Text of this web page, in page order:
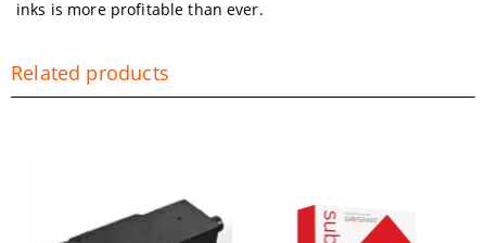
inks is more profitable than ever.
Related products